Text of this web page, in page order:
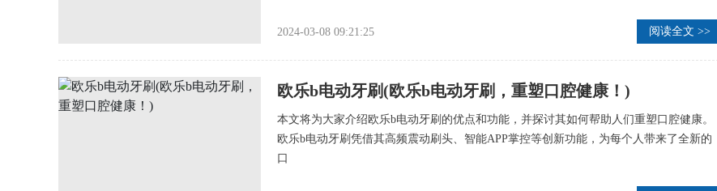
2024-03-08 09:21:25 阅读全文 >>
欧乐b电动牙刷(欧乐b电动牙刷，重塑口腔健康！)
本文将为大家介绍欧乐b电动牙刷的优点和功能，并探讨其如何帮助人们重塑口腔健康。
欧乐b电动牙刷凭借其高频震动刷头、智能APP掌控等创新功能，为每个人带来了全新的
口